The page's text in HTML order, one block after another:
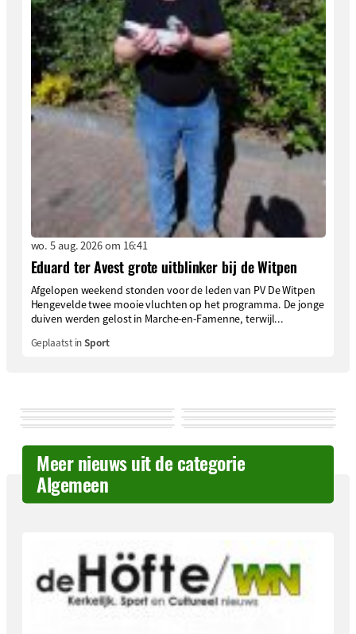
wo. 5 aug. 2026 om 16:41
Eduard ter Avest grote uitblinker bij de Witpen
Afgelopen weekend stonden voor de leden van PV De Witpen
Hengevelde twee mooie vluchten op het programma. De jonge
duiven werden gelost in Marche-en-Famenne, terwijl...
Geplaatst inSport
Meer nieuws uit de categorie
Algemeen